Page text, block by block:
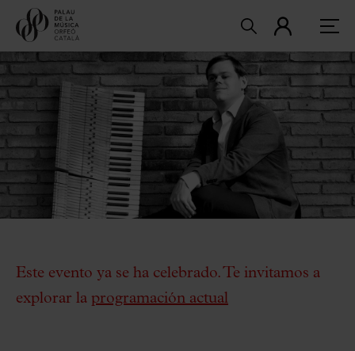
Este evento ya se ha celebrado. Te invitamos a
explorar la programación actual